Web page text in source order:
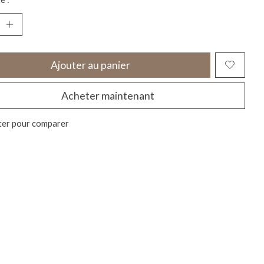
Ajouter au panier
Acheter maintenant
pour comparer